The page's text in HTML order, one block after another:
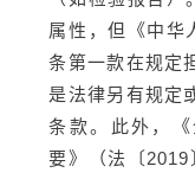
属性，但《中华
条第一款在规定
是法律另有规定
条款。此外，
要》（法〔